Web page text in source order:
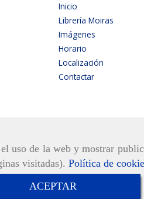
uso de la web y mostrar
visitadas). Política de
ACEPTAR
Inicio
Librería Moiras
Imágenes
Horario
Localización
Contactar